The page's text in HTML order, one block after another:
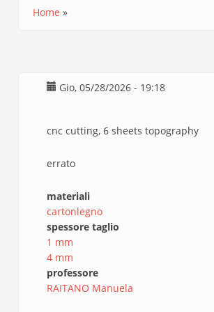
Home
Gio, 05/28/2026 - 19:18
cnc cutting, 6 sheets topography
errato
materiali
cartonlegno
spessore taglio
1 mm
4 mm
professore
RAITANO Manuela